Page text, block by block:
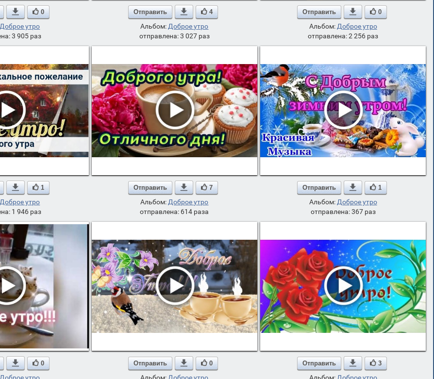
 0
Доброе утро
3 905 раз
Отправить  4
Альбом: Доброе утро
отправлена: 3 027 раз
Отправить  0
Альбом: Доброе утро
отправлена: 2 256 раз
 1
Доброе утро
1 946 раз
Отправить  7
Альбом: Доброе утро
отправлена: 614 раза
Отправить  1
Альбом: Доброе утро
отправлена: 367 раз
 0 Отправить  0 Отправить  3